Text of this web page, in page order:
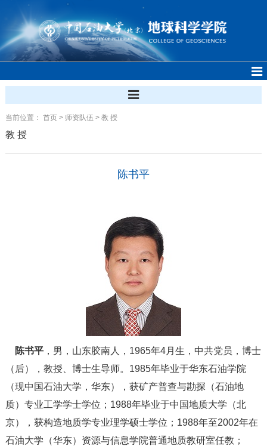
当前位置： 首页> 师资队伍 > 教 授
教 授
陈书平
陈书平，男，山东胶南人，1965年4月生，中共党员，博士
（后），教授、博士生导师。1985年毕业于华东石油学院
（现中国石油大学，华东），获矿产普查与勘探（石油地
质）专业工学学士学位；1988年毕业于中国地质大学（北
京），获构造地质学专业理学硕士学位；1988年至2002年在
石油大学（华东）资源与信息学院普通地质教研室任教；